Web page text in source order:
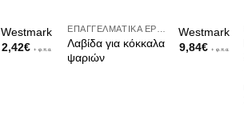
Westmark
2,42€ + φ.π.α.
Λαβίδα για κόκκαλα
ψαριών
Westmark
9,84€ + φ.π.α.